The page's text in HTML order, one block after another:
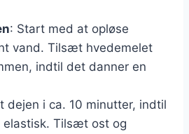
: Start med at opløse
vand. Tilsæt hvedemelet
indtil det danner en
dejen i ca. 10 minutter, indtil
elastisk. Tilsæt ost og